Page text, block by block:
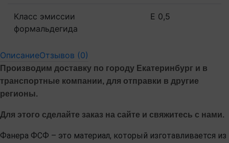
Класс эмиссии
формальдегида
Е 0,5
ОписаниеОтзывов (0)
Производим доставку по городу Екатеринбург и в
транспортные компании, для отправки в другие
регионы.
Для этого сделайте заказ на сайте и свяжитесь с нами.
Фанера ФСФ – это материал, который изготавливается из